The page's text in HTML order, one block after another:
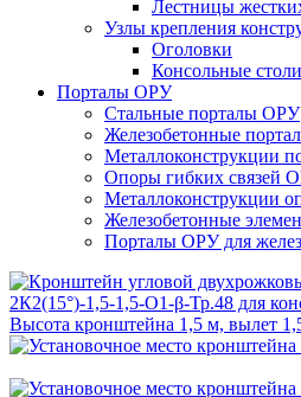
Лестницы
Узлы крепления
Оголовки
Консольные
Порталы ОРУ
Стальные порталы ОРУ
Железобетонные
Металлоконструкции
Опоры гибких связей
Металлоконструкции
Железобетонные
Порталы ОРУ для